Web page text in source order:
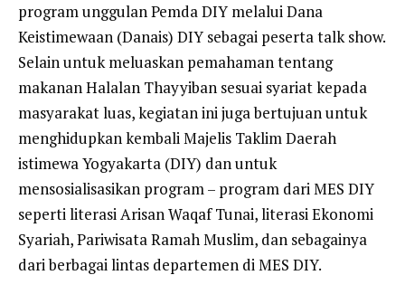
program unggulan Pemda DIY melalui Dana
Keistimewaan (Danais) DIY sebagai peserta talk show.
Selain untuk meluaskan pemahaman tentang
makanan Halalan Thayyiban sesuai syariat kepada
masyarakat luas, kegiatan ini juga bertujuan untuk
menghidupkan kembali Majelis Taklim Daerah
istimewa Yogyakarta (DIY) dan untuk
mensosialisasikan program – program dari MES DIY
seperti literasi Arisan Waqaf Tunai, literasi Ekonomi
Syariah, Pariwisata Ramah Muslim, dan sebagainya
dari berbagai lintas departemen di MES DIY.